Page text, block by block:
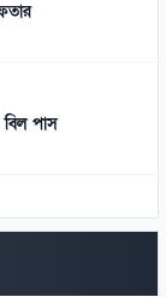
পাস